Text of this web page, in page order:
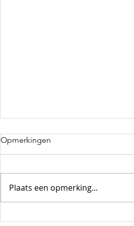
Opmerkingen
Plaats een opmerking...